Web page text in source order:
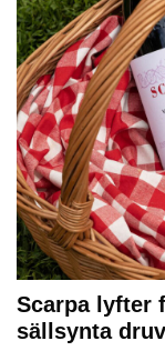
Scarpa lyfter
sällsynta